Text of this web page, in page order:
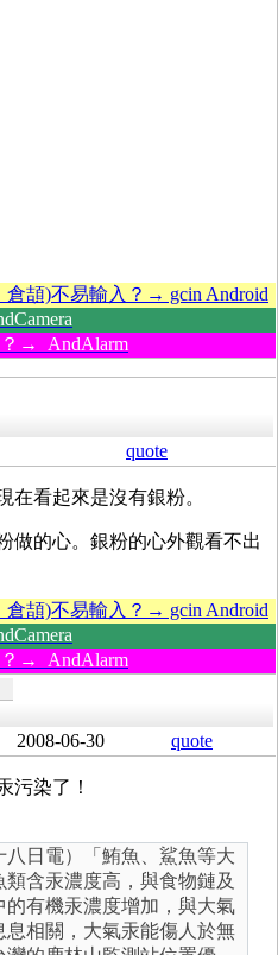
頡)不易輸入？→ gcin Android
？→ AndAlarm
quote
在看起來是沒有銀粉。
做的心。銀粉的心外觀看不出
頡)不易輸入？→ gcin Android
？→ AndAlarm
2008-06-30 quote
污染了！
日電）「鮪魚、鯊魚等大
含汞濃度高，與食物鏈及
有機汞濃度增加，與大氣
相關，大氣汞能傷人於無